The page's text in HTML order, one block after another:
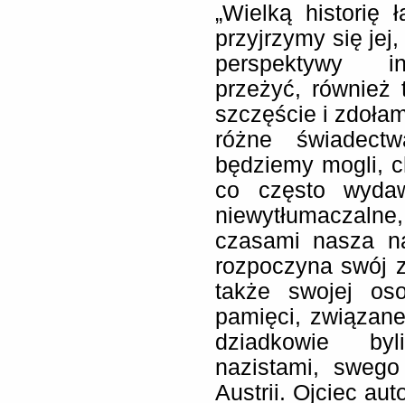
„Wielką historię
przyjrzymy się
perspektywy
przeżyć, również
szczęście i
różne
będziemy mogli,
co często
czasami nasza
rozpoczyna swój
także swojej
pamięci,
dziadkowie
nazistami,
Austrii. Ojciec